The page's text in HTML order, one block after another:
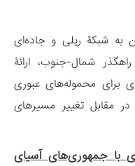
به شبکۀ ریلی و جاده‌ای
شمال-جنوب، ارائۀ
برای محموله‌های عبوری
در مقابل تغییر مسیرهای
با جمهوری‌های آسیای